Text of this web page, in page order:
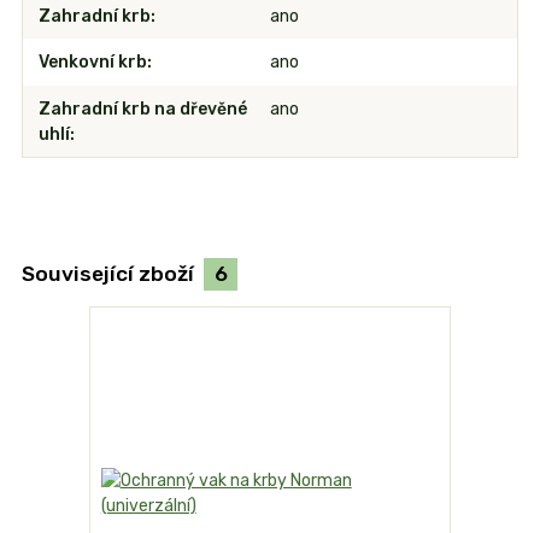
Zahradní krb ano
Venkovní krb ano
Zahradní krb na dřevěné
uhlí
ano
Související zboží 6